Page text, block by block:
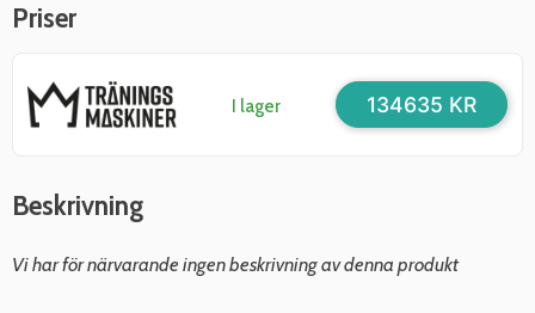
Priser
I lager 134635 KR
Beskrivning
Vi har för närvarande ingen beskrivning av denna produkt